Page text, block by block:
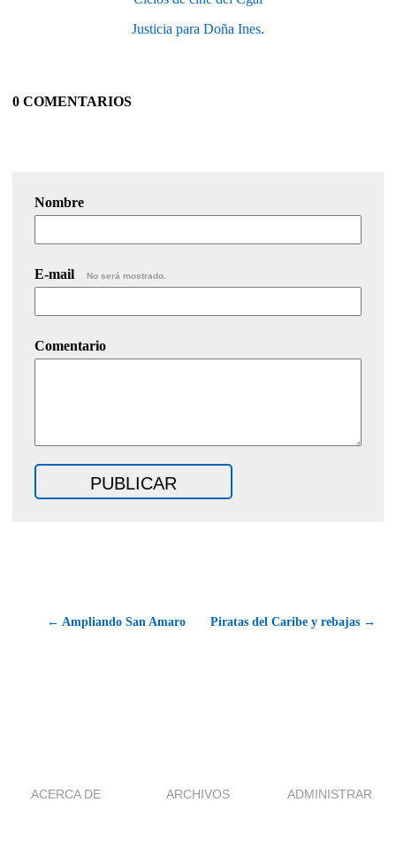
Justicia para Doña Ines.
0 COMENTARIOS
Nombre
E-mail No será mostrado.
Comentario
← Ampliando San Amaro Piratas del Caribe y rebajas →
ACERCA DE ARCHIVOS ADMINISTRAR